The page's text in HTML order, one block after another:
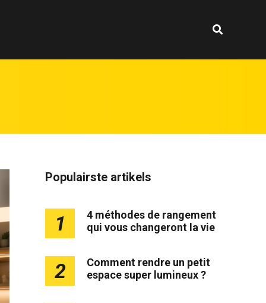
Populairste artikels
1
4 méthodes de rangement
qui vous changeront la vie
2
Comment rendre un petit
espace super lumineux ?